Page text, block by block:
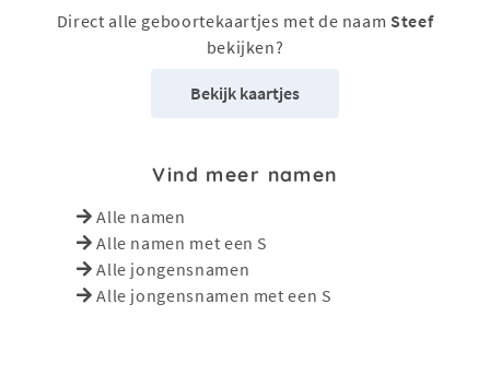
Direct alle geboortekaartjes met de naam Steef
bekijken?
Bekijk kaartjes
Vind meer namen
Alle namen
Alle namen met een S
Alle jongensnamen
Alle jongensnamen met een S